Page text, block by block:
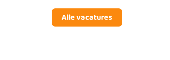
Alle vacatures